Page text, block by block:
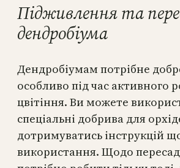
Підживлення та
дендробіума
Дендробіумам потрібне
особливо під час активного
цвітіння. Ви можете
спеціальні добрива для
дотримуватись інструкцій
використання. Щодо